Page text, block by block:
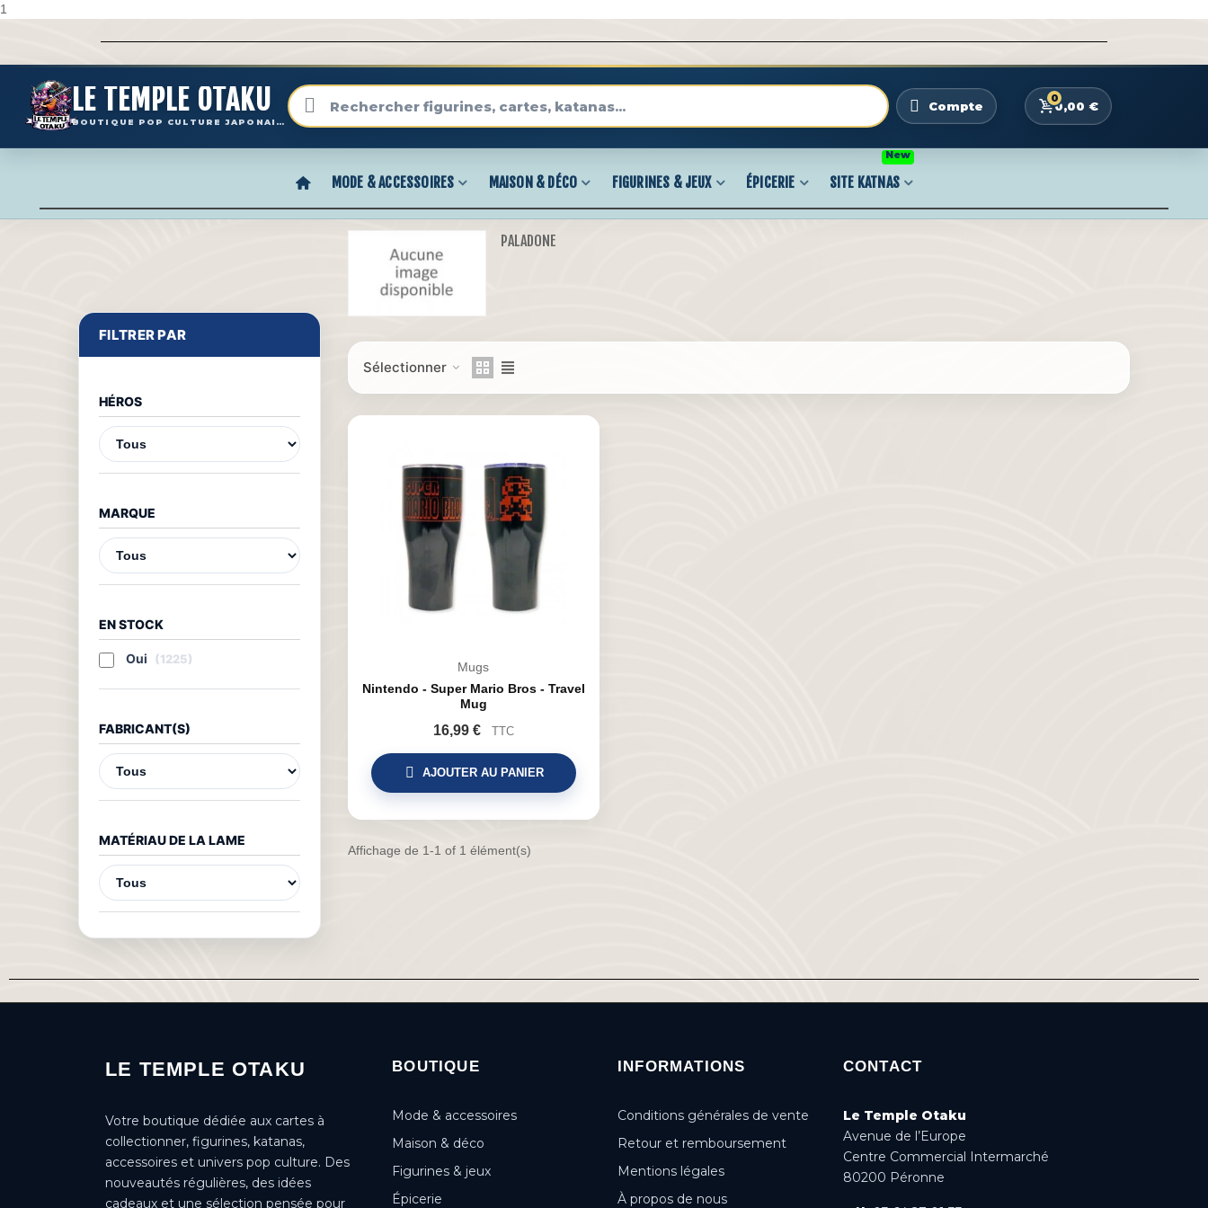
1
LE TEMPLE OTAKU
BOUTIQUE POP CULTURE JAPONAISE
Compte
0
0,00 €
MODE & ACCESSOIRES MAISON & DÉCO FIGURINES & JEUX ÉPICERIE SITE KATNAS
New
FILTRER PAR
HÉROS
MARQUE
EN STOCK
Oui (1225)
FABRICANT(S)
MATÉRIAU DE LA LAME
PALADONE
Sélectionner
Mugs
Nintendo - Super Mario Bros - Travel
Mug
16,99 € TTC
AJOUTER AU PANIER
Affichage de 1-1 of 1 élément(s)
LE TEMPLE OTAKU
Votre boutique dédiée aux cartes à
collectionner, figurines, katanas,
accessoires et univers pop culture. Des
nouveautés régulières, des idées
cadeaux et une sélection pensée pour
BOUTIQUE
Mode & accessoires
Maison & déco
Figurines & jeux
Épicerie
INFORMATIONS
Conditions générales de vente
Retour et remboursement
Mentions légales
À propos de nous
CONTACT
Le Temple Otaku
Avenue de l’Europe
Centre Commercial Intermarché
80200 Péronne